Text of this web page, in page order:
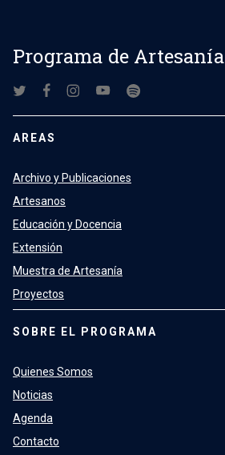
Programa de Artesanía
AREAS
Archivo y Publicaciones
Artesanos
Educación y Docencia
Extensión
Muestra de Artesanía
Proyectos
SOBRE EL PROGRAMA
Quienes Somos
Noticias
Agenda
Contacto